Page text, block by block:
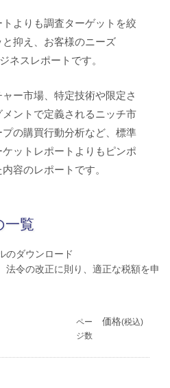
よりも調査ターゲットを絞
抑え、お客様のニーズ
ネスレポートです。
ー市場、特定技術や限定さ
ントで定義されるニッチ市
の購買行動分析など、標準
ットレポートよりもピンポ
容のレポートです。
一覧
のダウンロード
法令の改正に則り、適正な税額を申
ペー
ジ数
価格(税込)